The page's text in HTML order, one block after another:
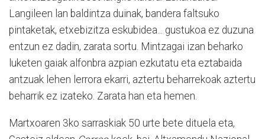
Langileen lan baldintza duinak, bandera faltsuko
pintaketak, etxebizitza eskubidea... gustukoa ez duzuna
entzun ez dadin, zarata sortu. Mintzagai izan beharko
luketen gaiak alfonbra azpian ezkutatu eta eztabaida
antzuak lehen lerrora ekarri, aztertu beharrekoak aztertu
beharrik ez izateko. Zarata han eta hemen.
Martxoaren 3ko sarraskiak 50 urte bete dituela eta,